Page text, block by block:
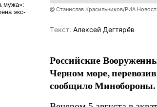
@ Станислав Красильников/РИА
Tекст: Алексей Дегтярёв
Российские
Черном море,
сообщило Минобороны.